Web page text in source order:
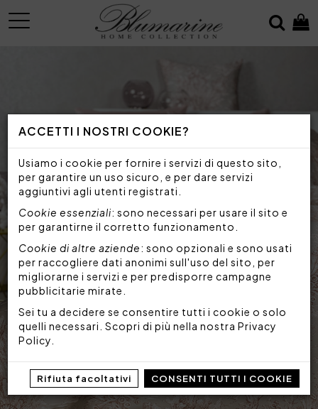
ACCETTI I NOSTRI COOKIE?
Usiamo i cookie per fornire i servizi di questo sito,
per garantire un uso sicuro, e per dare servizi
aggiuntivi agli utenti registrati.
Cookie essenziali: sono necessari per usare il sito e
per garantirne il corretto funzionamento.
Cookie di altre aziende: sono opzionali e sono usati
per raccogliere dati anonimi sull'uso del sito, per
migliorarne i servizi e per predisporre campagne
pubblicitarie mirate.
Sei tu a decidere se consentire tutti i cookie o solo
quelli necessari. Scopri di più nella nostra Privacy
Policy
Rifiuta facoltativi CONSENTI TUTTI I COOKIE
MENU